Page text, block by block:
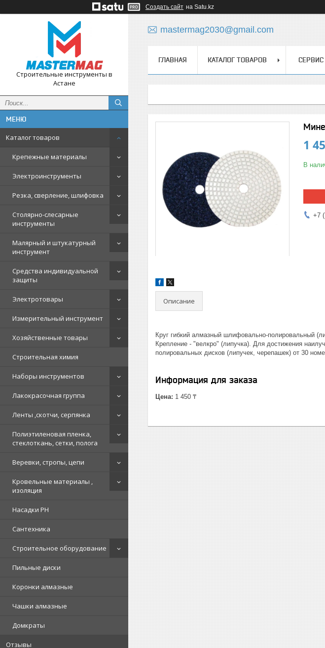
Создать сайт на Satu.kz
Строительные инструменты в
Астане
Каталог товаров
Крепежные материалы
Электроинструменты
Резка, сверление, шлифовка
Столярно-слесарные
инструменты
Малярный и штукатурный
инструмент
Средства индивидуальной
защиты
Электротовары
Измерительный инструмент
Хозяйственные товары
Строительная химия
Наборы инструментов
Лакокрасочная группа
Ленты ,скотчи, серпянка
Полиэтиленовая пленка,
стеклоткань, сетки, полога
Веревки, стропы, цепи
Кровельные материалы ,
изоляция
Насадки PH
Сантехника
Строительное оборудование
Пильные диски
Коронки алмазные
Чашки алмазные
Домкраты
Отзывы
mastermag2030@gmail.com
ГЛАВНАЯ КАТАЛОГ ТОВАРОВ СЕРВИС
1
В
+7
Описание
Круг гибкий алмазный шлифовально-полировальный
Крепление - "велкро" (липучка). Для достижения
полировальных дисков (липучек, черепашек) от 30
Информация для заказа
Цена: 1 450 ₸